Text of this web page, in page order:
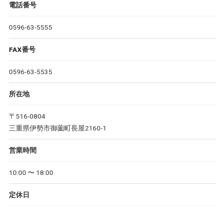
電話番号
0596-63-5555
FAX番号
0596-63-5535
所在地
〒516-0804
三重県伊勢市御薗町長屋2160-1
営業時間
10:00 〜 18:00
定休日